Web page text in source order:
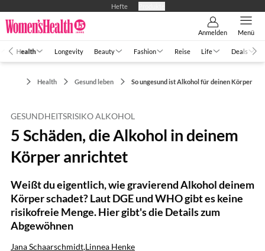
Hefte
Anmelden Menü
Health Longevity Beauty Fashion Reise Life Deals
Health Gesund leben So ungesund ist Alkohol für deinen Körper
GESUNDHEITSRISIKO ALKOHOL
5 Schäden, die Alkohol in deinem
Körper anrichtet
Weißt du eigentlich, wie gravierend Alkohol deinem
Körper schadet? Laut DGE und WHO gibt es keine
risikofreie Menge. Hier gibt's die Details zum
Abgewöhnen
Jana Schaarschmidt,Linnea Henke